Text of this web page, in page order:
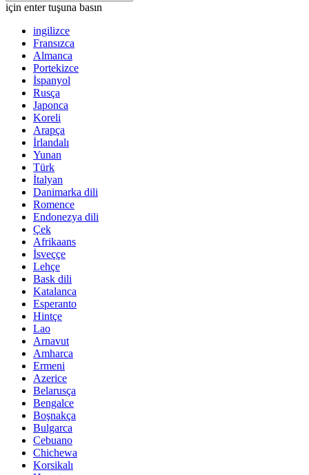
için enter tuşuna basın
ingilizce
Fransızca
Almanca
Portekizce
İspanyol
Rusça
Japonca
Koreli
Arapça
İrlandalı
Yunan
Türk
İtalyan
Danimarka dili
Romence
Endonezya dili
Çek
Afrikaans
İsveççe
Lehçe
Bask dili
Katalanca
Esperanto
Hintçe
Lao
Arnavut
Amharca
Ermeni
Azerice
Belarusça
Bengalce
Boşnakça
Bulgarca
Cebuano
Chichewa
Korsikalı